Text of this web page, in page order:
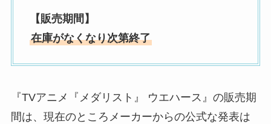
【販売期間】
在庫がなくなり次第終了
『TVアニメ『メダリスト』 ウエハース』の販売期
間は、現在のところメーカーからの公式な発表は